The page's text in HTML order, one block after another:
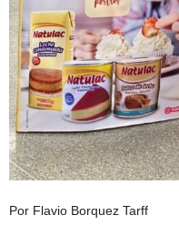
Por Flavio Borquez Tarff